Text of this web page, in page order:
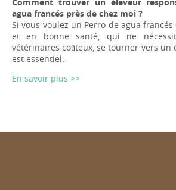
Comment trouver un éleveur
agua francés près de chez moi ?
Si vous voulez un Perro de agua
et en bonne santé, qui ne
vétérinaires coûteux, se tourner vers un
est essentiel.
En savoir plus >>